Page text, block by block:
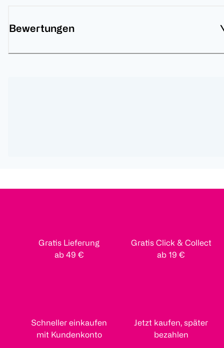
Bewertungen
Gratis Lieferung
ab 49 €
Gratis Click & Collect
ab 19 €
Schneller einkaufen
mit Kundenkonto
Jetzt kaufen, später
bezahlen